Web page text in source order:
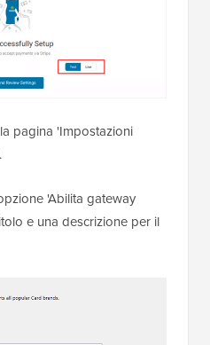
pagina 'Impostazioni
'Abilita gateway
e una descrizione per il